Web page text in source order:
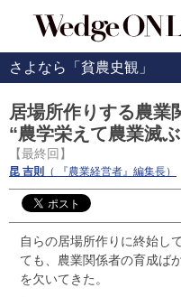
さよなら「貧農史観」
居場所作りする農業
“農学栄えて農業滅
【最終回】
昆 吉則 （ 『農業経営者』編集長）
自らの居場所作りに終始し
ても、農業関係者の育成ば
を欠いてきた。